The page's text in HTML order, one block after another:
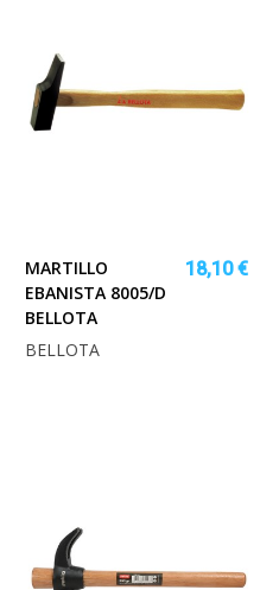
MARTILLO
EBANISTA 8005/D
BELLOTA
18,10 €
BELLOTA